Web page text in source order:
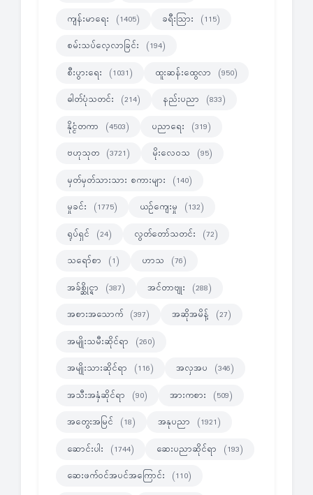
ကျန်းမာရေး (1405) ခရီးသြား (115)
စမ်းသပ်လေ့လာခြင်း (194)
စီးပွားရေး (1031) ထူးဆန်းထွေလာ (950)
ဓါတ်ပုံသတင်း (214) နည်းပညာ (833)
နိုင္ငံတကာ (4503) ပညာရေး (319)
ဗဟုသုတ (3721) မိုးလေဝသ (95)
မှတ်မှတ်သားသား စကားများ (140)
မှုခင်း (1775) ယဉ်ကျေးမှု (132)
ရုပ်ရှင် (24) လွတ်တော်သတင်း (72)
သရော်စာ (1) ဟာသ (76)
အခ်စ္ဆိုင္ရာ (387) အင်တာဗျုး (288)
အစားအသောက် (397) အဆိုအမိန့် (27)
အမျိုးသမီးဆိုင်ရာ (260)
အမျိုးသားဆိုင်ရာ (116) အလှအပ (346)
အသီးအနှံဆိုင်ရာ (90) အားကစား (509)
အတွေးအမြင် (18) အနုပညာ (1921)
ဆောင်းပါး (1744) ဆေးပညာဆိုင်ရာ (193)
ဆေးဖက်ဝင်အပင်အကြောင်း (110)